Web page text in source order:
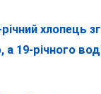
хлопець
19-річного